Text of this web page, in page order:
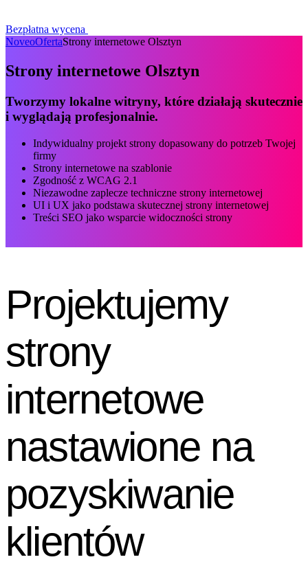
Bezpłatna wycena
NoveoOfertaStrony internetowe Olsztyn
Strony internetowe Olsztyn
Tworzymy lokalne witryny, które działają skutecznie
i wyglądają profesjonalnie.
Indywidualny projekt strony dopasowany do potrzeb Twojej
firmy
Strony internetowe na szablonie
Zgodność z WCAG 2.1
Niezawodne zaplecze techniczne strony internetowej
UI i UX jako podstawa skutecznej strony internetowej
Treści SEO jako wsparcie widoczności strony
Projektujemy
strony
internetowe
nastawione na
pozyskiwanie
klientów